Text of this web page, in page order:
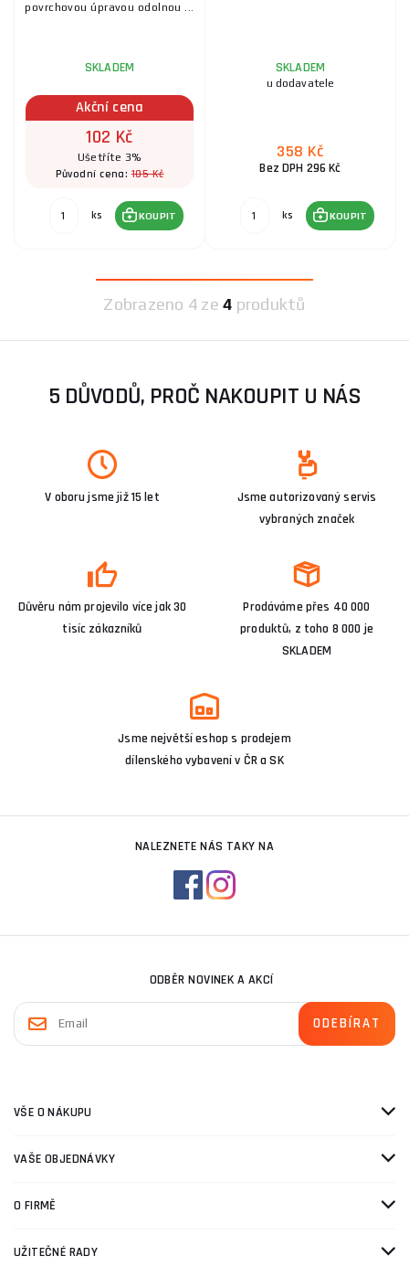
povrchovou úpravou odolnou ...
SKLADEM
Akční cena
102 Kč
Ušetříte 3%
Původní cena:105 Kč
ks KOUPIT
SKLADEM
u dodavatele
358 Kč
Bez DPH 296 Kč
ks KOUPIT
Zobrazeno 4 ze4 produktů
5 DŮVODŮ, PROČ NAKOUPIT U NÁS
V oboru jsme již 15 let
Jsme autorizovaný servis
vybraných značek
Důvěru nám projevilo více jak 30
tisíc zákazníků
Prodáváme přes 40 000
produktů, z toho 8 000 je
SKLADEM
Jsme největší eshop s prodejem
dílenského vybavení v ČR a SK
NALEZNETE NÁS TAKY NA
ODBĚR NOVINEK A AKCÍ
VŠE O NÁKUPU
VAŠE OBJEDNÁVKY
O FIRMĚ
UŽITEČNÉ RADY